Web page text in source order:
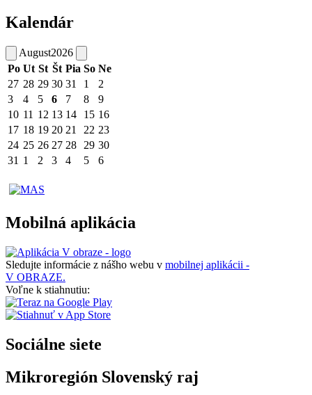
Kalendár
August2026
Po Ut St Št Pia So Ne
27 28 29 30 31 1
2
3
4 5 6 7 8
9
10 11 12 13 14 15 16
17 18 19 20 21 22 23
24 25 26 27 28 29 30
31 1 2 3 4 5 6
Mobilná aplikácia
Sledujte informácie z nášho webu v mobilnej aplikácii -
V OBRAZE.
Voľne k stiahnutiu:
Sociálne siete
Mikroregión Slovenský raj